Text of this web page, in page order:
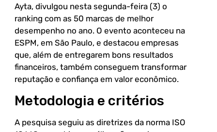
Ayta, divulgou nesta segunda-feira (3) o
ranking com as 50 marcas de melhor
desempenho no ano. O evento aconteceu na
ESPM, em São Paulo, e destacou empresas
que, além de entregarem bons resultados
financeiros, também conseguem transformar
reputação e confiança em valor econômico.
Metodologia e critérios
A pesquisa seguiu as diretrizes da norma ISO